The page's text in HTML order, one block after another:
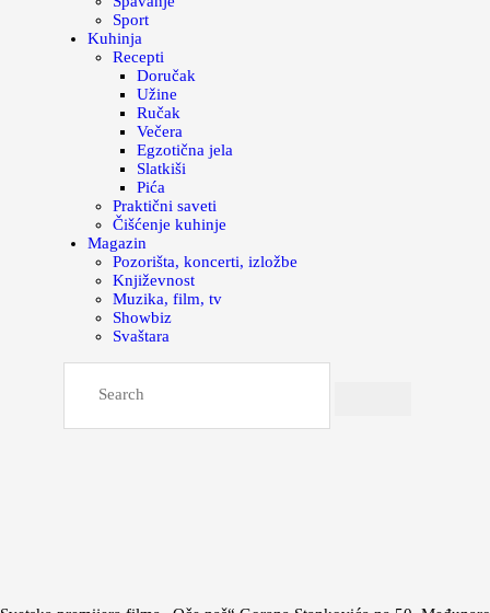
Sport
Kuhinja
Recepti
Doručak
Užine
Ručak
Večera
Egzotična jela
Slatkiši
Pića
Praktični saveti
Čišćenje kuhinje
Magazin
Pozorišta, koncerti, izložbe
Književnost
Muzika, film, tv
Showbiz
Svaštara